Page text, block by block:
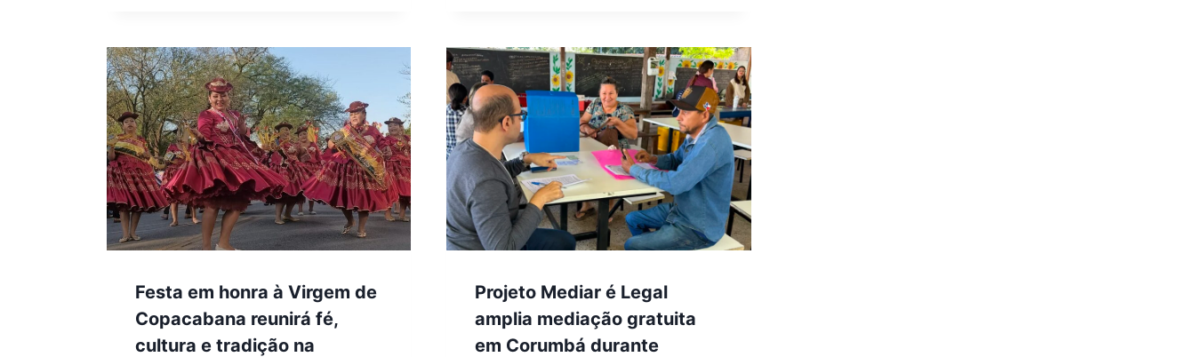
Festa em honra à Virgem de
Copacabana reunirá fé,
cultura e tradição na
Projeto Mediar é Legal
amplia mediação gratuita
em Corumbá durante